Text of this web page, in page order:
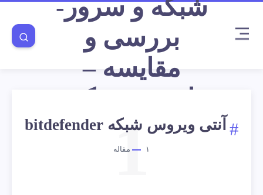
شبکه و سرور-
بررسی و
مقایسه –
امنیت شبکه
آنتی ویروس شبکه bitdefender
۱ مقاله
1